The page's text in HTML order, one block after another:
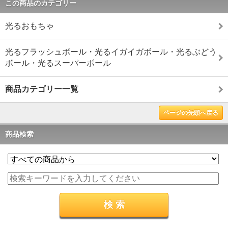
この商品のカテゴリー
光るおもちゃ
光るフラッシュボール・光るイガイガボール・光るぶどう
ボール・光るスーパーボール
商品カテゴリー一覧
ページの先頭へ戻る
商品検索